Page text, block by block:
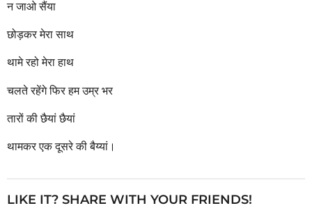
न जाओ सैंया
छोड़कर मेरा साथ
थामे रहो मेरा हाथ
चलते रहेंगे फिर हम उम्र भर
तारों की छैयां छैयां
थामकर एक दूसरे की बैय्यां।
LIKE IT? SHARE WITH YOUR FRIENDS!